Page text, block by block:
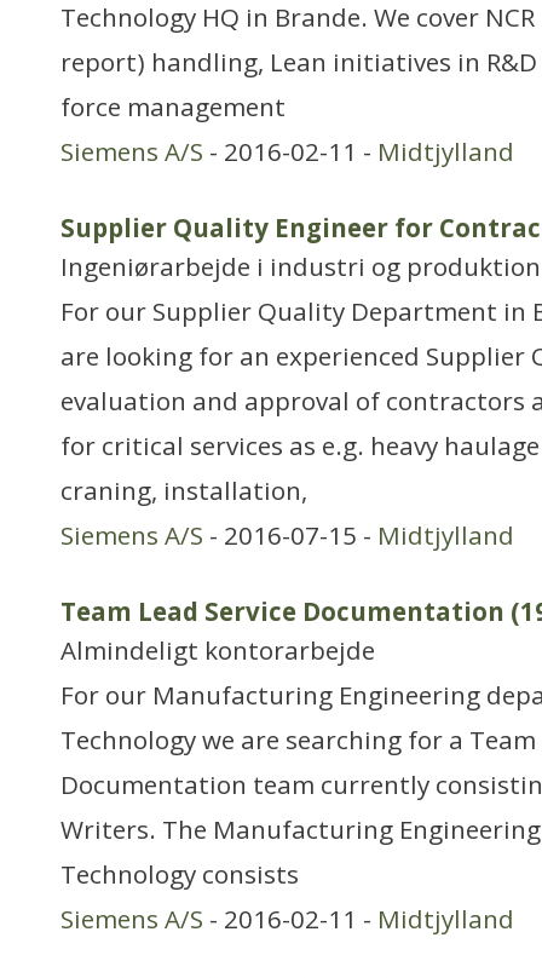
Technology HQ in Brande. We cover
report) handling, Lean initiatives in
force management
Siemens A/S - 2016-02-11 - Midtjylland
Supplier Quality Engineer for
Ingeniørarbejde i industri og produktion
For our Supplier Quality Department in
are looking for an experienced Supplier
evaluation and approval of contractors
for critical services as e.g. heavy
craning, installation,
Siemens A/S - 2016-07-15 - Midtjylland
Team Lead Service Documentation
Almindeligt kontorarbejde
For our Manufacturing Engineering
Technology we are searching for a
Documentation team currently
Writers. The Manufacturing
Technology consists
Siemens A/S - 2016-02-11 - Midtjylland